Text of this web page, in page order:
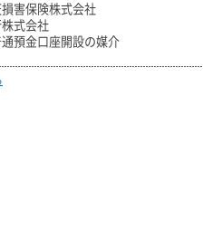
害保険株式会社
式会社
預金口座開設の媒介